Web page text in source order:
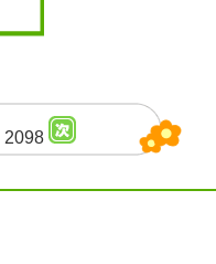
2098